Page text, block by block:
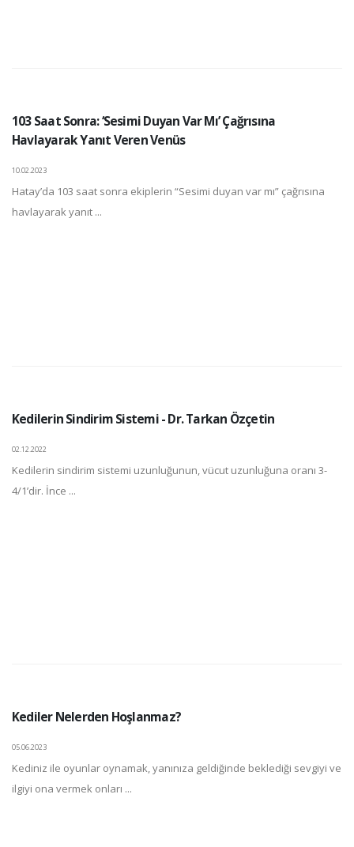
103 Saat Sonra: ‘Sesimi Duyan Var Mı’ Çağrısına
Havlayarak Yanıt Veren Venüs
10.02.2023
Hatay’da 103 saat sonra ekiplerin “Sesimi duyan var mı” çağrısına
havlayarak yanıt ...
Kedilerin Sindirim Sistemi - Dr. Tarkan Özçetin
02.12.2022
Kedilerin sindirim sistemi uzunluğunun, vücut uzunluğuna oranı 3-
4/1’dir. İnce ...
Kediler Nelerden Hoşlanmaz?
05.06.2023
Kediniz ile oyunlar oynamak, yanınıza geldiğinde beklediği sevgiyi ve
ilgiyi ona vermek onları ...